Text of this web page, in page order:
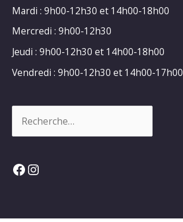
Mardi : 9h00-12h30 et 14h00-18h00
Mercredi : 9h00-12h30
Jeudi : 9h00-12h30 et 14h00-18h00
Vendredi : 9h00-12h30 et 14h00-17h00
Facebook
Instagram